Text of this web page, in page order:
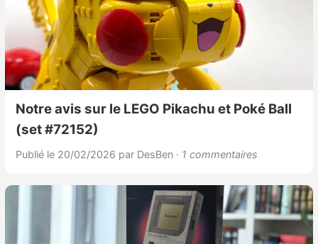
Previews
Précommandes
Sorties de jeux
Notre avis sur le LEGO Pikachu et Poké Ball
(set #72152)
Publié le 20/02/2026 par DesBen · 1 commentaires